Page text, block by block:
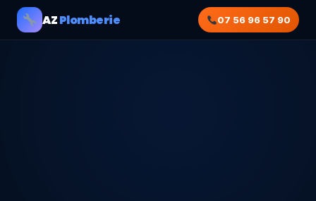
AZPlomberie 07 56 96 57 90